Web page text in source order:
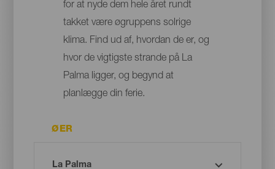
for at nyde dem hele året rundt
takket være øgruppens solrige
klima. Find ud af, hvordan de er, og
hvor de vigtigste strande på La
Palma ligger, og begynd at
planlægge din ferie.
ØER